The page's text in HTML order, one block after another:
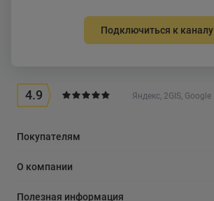
Подключиться к каналу
4.9 Яндекс, 2GIS, Google
Покупателям
О компании
Полезная информация